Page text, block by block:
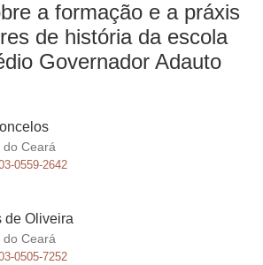
a formação e a práxis
de história da escola
Governador Adauto
do Ceará
0559-2642
de Oliveira
do Ceará
0505-7252